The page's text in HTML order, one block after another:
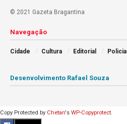
© 2021 Gazeta Bragantina
Navegação
Cidade Cultura Editorial Policial
Desenvolvimento Rafael Souza
Copy Protected by Chetan's WP-Copyprotect.